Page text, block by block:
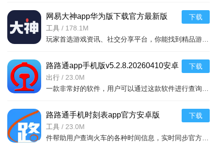
软件功能：
逻辑清晰的答案。
2、覆盖多场景文本创作需求，包括商务报告、营销文案、学
网易大神app华为版下载官方最新版
v4.15.0华为版
工具 / 178.1M
下载
路路通app手机版v5.2.8.20260410安卓
版
出行 / 23.0M
下载
路路通手机时刻表app官方安卓版
v5.2.8.20260410安卓版
工具 / 23.0M
下载